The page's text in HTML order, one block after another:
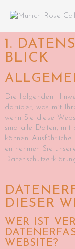
1.
BLICK
Die folgenden
darüber, was mit
wenn Sie diese
sind alle Daten, mit
können.
entnehmen Sie
DIESER
WER IST
WEBSITE?